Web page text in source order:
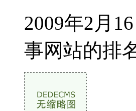
2009年2月
事网站的排